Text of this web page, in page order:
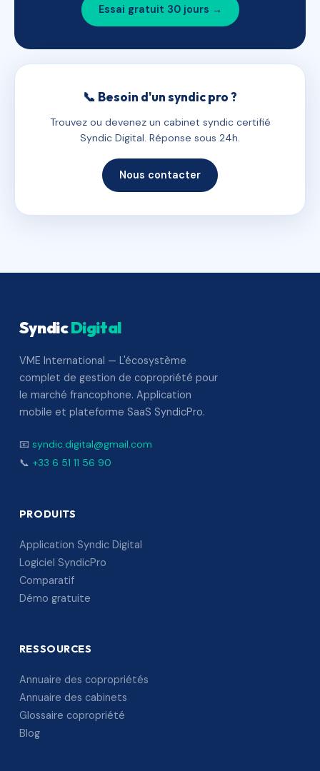
Essai gratuit 30 jours →
📞 Besoin d'un syndic pro ?
Trouvez ou devenez un cabinet syndic certifié
Syndic Digital. Réponse sous 24h.
Nous contacter
SyndicDigital
VME International — L'écosystème
complet de gestion de copropriété pour
le marché francophone. Application
mobile et plateforme SaaS SyndicPro.
📧 syndic.digital@gmail.com
📞 +33 6 51 11 56 90
PRODUITS
Application Syndic Digital
Logiciel SyndicPro
Comparatif
Démo gratuite
RESSOURCES
Annuaire des copropriétés
Annuaire des cabinets
Glossaire copropriété
Blog